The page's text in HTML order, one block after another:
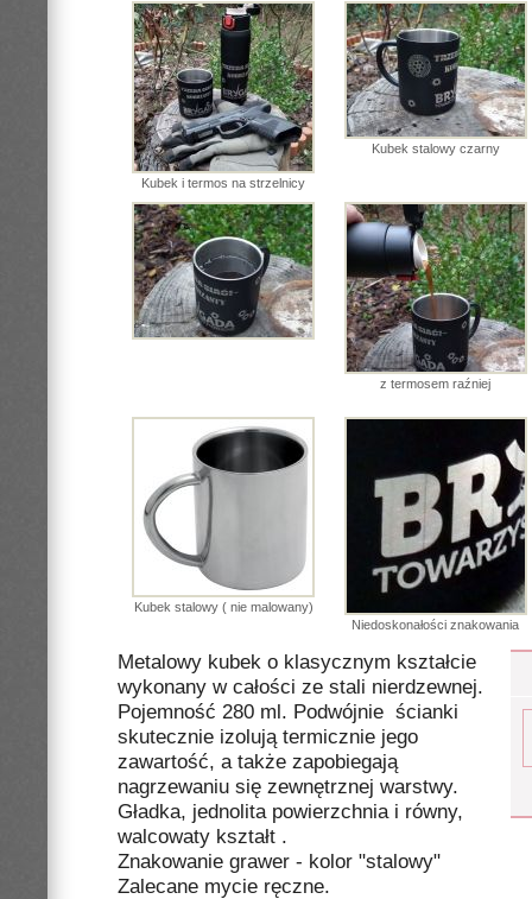
Kubek i termos na strzelnicy
Kubek stalowy czarny
z termosem raźniej
Kubek stalowy ( nie malowany)
Niedoskonałości znakowania
Metalowy kubek o klasycznym kształcie
wykonany w całości ze stali nierdzewnej.
Pojemność 280 ml. Podwójnie ścianki
skutecznie izolują termicznie jego
zawartość, a także zapobiegają
nagrzewaniu się zewnętrznej warstwy.
Gładka, jednolita powierzchnia i równy,
walcowaty kształt .
Znakowanie grawer - kolor "stalowy"
Zalecane mycie ręczne.